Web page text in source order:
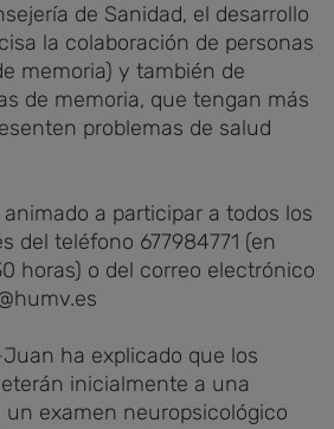
de Sanidad, el desarrollo
la colaboración de personas
memoria) y también de
de memoria, que tengan más
problemas de salud
a participar a todos los
del teléfono 677984771 (en
horas) o del correo electrónico
ha explicado que los
inicialmente a una
examen neuropsicológico